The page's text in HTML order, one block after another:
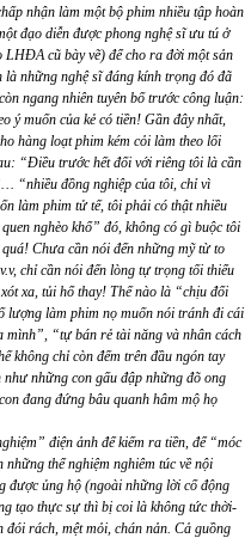
nhận làm một bộ phim nhiều tập hoàn
đạo diễn được phong nghệ sĩ ưu tú ở
cũ bày vẽ) để cho ra đời một sản
những nghệ sĩ đáng kính trọng đó đã
ngang nhiên tuyên bố trước công luận:
ý muốn của kẻ có tiền! Gần đây nhất,
hàng loạt phim kém cỏi làm theo lối
“Điều trước hết đối với riêng tôi là cần
“nhiều đồng nghiệp của tôi, chỉ vì
làm phim tử tế, tôi phải có thật nhiều
nghèo khổ” đó, không có gì buộc tôi
Chưa cần nói đến những mỹ từ to
chỉ cần nói đến lòng tự trọng tối thiểu
xa, tủi hổ thay! Thế nào là “chịu đổi
lượng làm phim nọ muốn nói tránh đi cái
“tự bán rẻ tài năng và nhân cách
không chỉ còn đếm trên đầu ngón tay
những con gấu đập những đõ ong
đang đứng bâu quanh hâm mộ họ
điện ảnh để kiếm ra tiền, để “móc
thể nghiệm nghiêm túc về nội
được ủng hộ (ngoài những lời cổ động
tạo thực sự thì bị coi là không tức thời-
rách, mệt mỏi, chán nản. Cả guồng